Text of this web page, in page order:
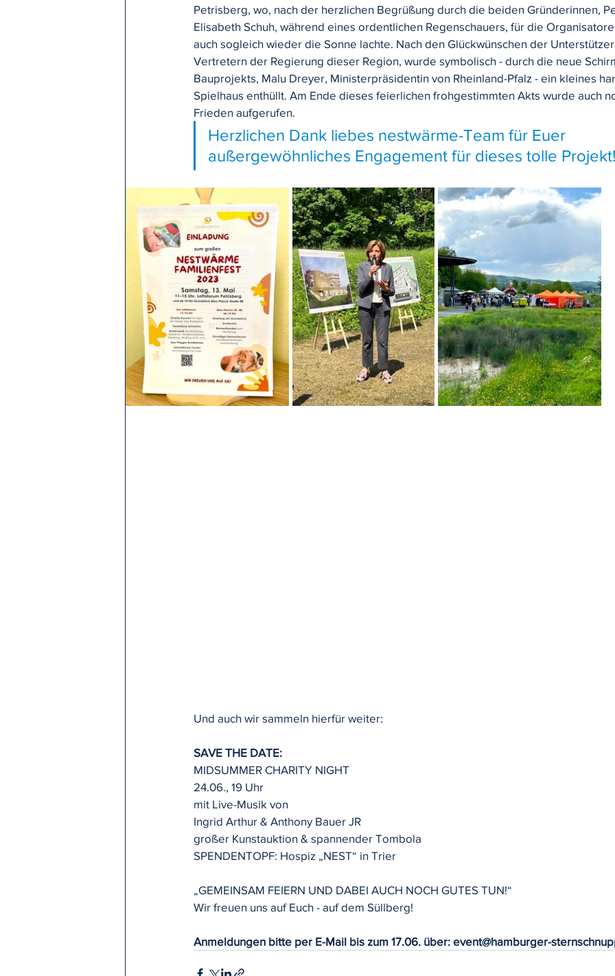
Petrisberg, wo, nach der herzlichen Begrüßung durch die beiden Gründerinnen,
Elisabeth Schuh, während eines ordentlichen Regenschauers, für die
auch sogleich wieder die Sonne lachte. Nach den Glückwünschen der
Vertretern der Regierung dieser Region, wurde symbolisch - durch die neue
Bauprojekts, Malu Dreyer, Ministerpräsidentin von Rheinland-Pfalz - ein kleines
Spielhaus enthüllt. Am Ende dieses feierlichen frohgestimmten Akts wurde auch
Frieden aufgerufen.
Herzlichen Dank liebes nestwärme-Team für Euer
außergewöhnliches Engagement für dieses tolle
Und auch wir sammeln hierfür weiter:
SAVE THE DATE:
MIDSUMMER CHARITY NIGHT
24.06., 19 Uhr
mit Live-Musik von
Ingrid Arthur & Anthony Bauer JR
großer Kunstauktion & spannender Tombola
SPENDENTOPF: Hospiz „NEST“ in Trier
„GEMEINSAM FEIERN UND DABEI AUCH NOCH GUTES TUN!“
Wir freuen uns auf Euch - auf dem Süllberg!
Anmeldungen bitte per E-Mail bis zum 17.06. über: event@hamburger-